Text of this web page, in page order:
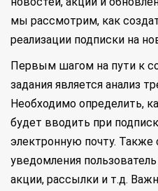
мы рассмотрим, как
реализации подписки на
Первым шагом на пути к
задания является анализ
Необходимо определить,
будет вводить при
электронную почту. Также
уведомления
акции, рассылки и т.д.